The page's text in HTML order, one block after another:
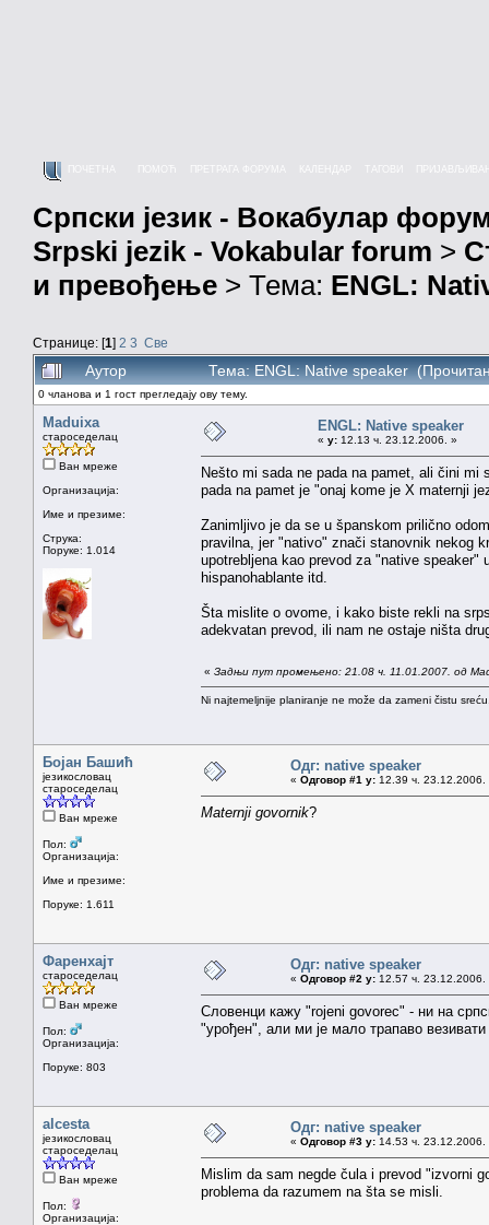
КАЛЕНДАР
Српски језик - Вокабулар
Srpski jezik - Vokabular forum >
и превођење > Тема: ENGL:
Странице: [1] 2 3 Све
Аутор Тема: ENGL: Native speaker
0 чланова и 1 гост прегледају ову тему.
Maduixa
староседелац
Ван мреже
Организација:
Име и презиме:
Струка:
Поруке: 1.014
ENGL: Native speaker
« у: 12.13 ч. 23.12.2006. »
Nešto mi sada ne pada na pamet, ali čini
pada na pamet je "onaj kome je X maternji
Zanimljivo je da se u španskom prilično
pravilna, jer "nativo" znači stanovnik nekog
upotrebljena kao prevod za "native
hispanohablante itd.
Šta mislite o ovome, i kako biste rekli na
adekvatan prevod, ili nam ne ostaje ništa
« Задњи пут промењено: 21.08 ч. 11.01.2007. од
Ni najtemeljnije planiranje ne može da zameni čistu
Бојан Башић
језикословац
староседелац
Ван мреже
Пол:
Организација:
Име и презиме:
Поруке: 1.611
Одг: native speaker
« Одговор #1 у: 12.39 ч. 23.12.2006.
Maternji govornik?
Фаренхајт
староседелац
Ван мреже
Пол:
Организација:
Поруке: 803
Одг: native speaker
« Одговор #2 у: 12.57 ч. 23.12.2006.
Словенци кажу "rojeni govorec" - ни на
"урођен", али ми је мало трапаво
alcesta
језикословац
староседелац
Ван мреже
Пол:
Организација:
Одг: native speaker
« Одговор #3 у: 14.53 ч. 23.12.2006.
Mislim da sam negde čula i prevod "izvorni
problema da razumem na šta se misli.